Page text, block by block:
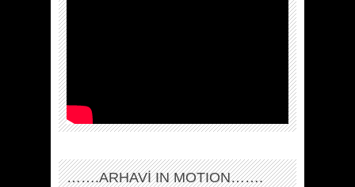
…….ARHAVI IN MOTION…….